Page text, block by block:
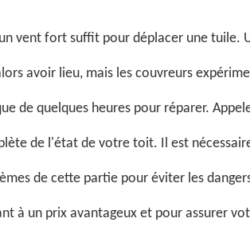
vent fort suffit pour déplacer une tuile.
avoir lieu, mais les couvreurs
de quelques heures pour réparer.
de l'état de votre toit. Il est
de cette partie pour éviter les
à un prix avantageux et pour assurer